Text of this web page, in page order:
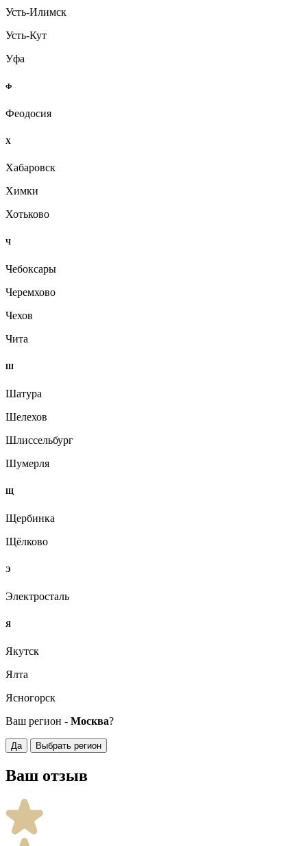
Усть-Илимск
Усть-Кут
Уфа
Ф
Феодосия
Х
Хабаровск
Химки
Хотьково
Ч
Чебоксары
Черемхово
Чехов
Чита
Ш
Шатура
Шелехов
Шлиссельбург
Шумерля
Щ
Щербинка
Щёлково
Э
Электросталь
Я
Якутск
Ялта
Ясногорск
Ваш регион - Москва?
Да Выбрать регион
Ваш отзыв